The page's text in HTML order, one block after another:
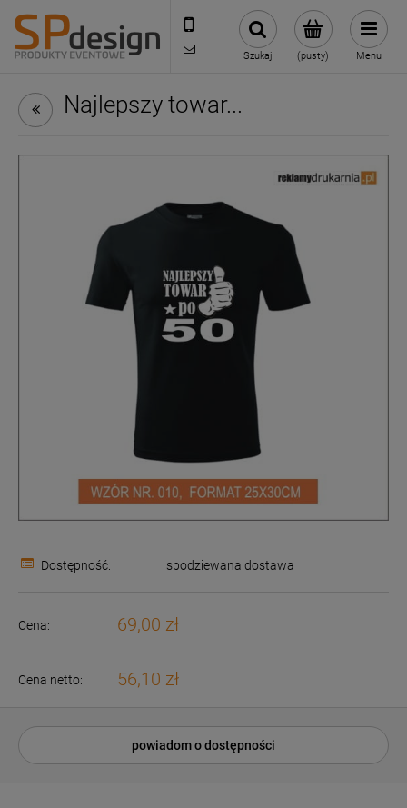
221002030
sklep@reklamydrukarnia.pl
(pusty)
Szukaj Menu
Najlepszy towar...
Dostępność: spodziewana dostawa
Cena: 69,00 zł
Cena netto: 56,10 zł
powiadom o dostępności